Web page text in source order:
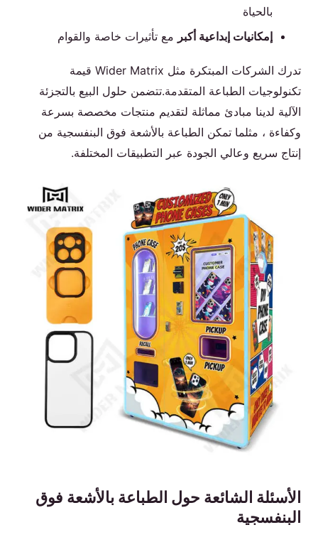
بالحياة
إمكانيات إبداعية أكبر مع تأثيرات خاصة والقوام
تدرك الشركات المبتكرة مثل Wider Matrix قيمة
تكنولوجيات الطباعة المتقدمة.تتضمن حلول البيع بالتجزئة
الآلية لدينا مبادئ مماثلة لتقديم منتجات مخصصة بسرعة
وكفاءة ، مثلما تمكن الطباعة بالأشعة فوق البنفسجية من
إنتاج سريع وعالي الجودة عبر التطبيقات المختلفة.
الأسئلة الشائعة حول الطباعة بالأشعة فوق
البنفسجية